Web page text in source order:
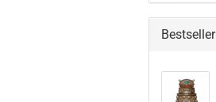
Bestseller